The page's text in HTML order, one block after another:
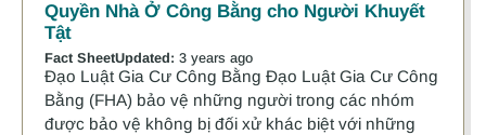
Quyền Nhà Ở Công Bằng cho Người Khuyết
Tật
Fact SheetUpdated: 3 years ago
Đạo Luật Gia Cư Công Bằng Đạo Luật Gia Cư Công
Bằng (FHA) bảo vệ những người trong các nhóm
được bảo vệ không bị đối xử khác biệt với những